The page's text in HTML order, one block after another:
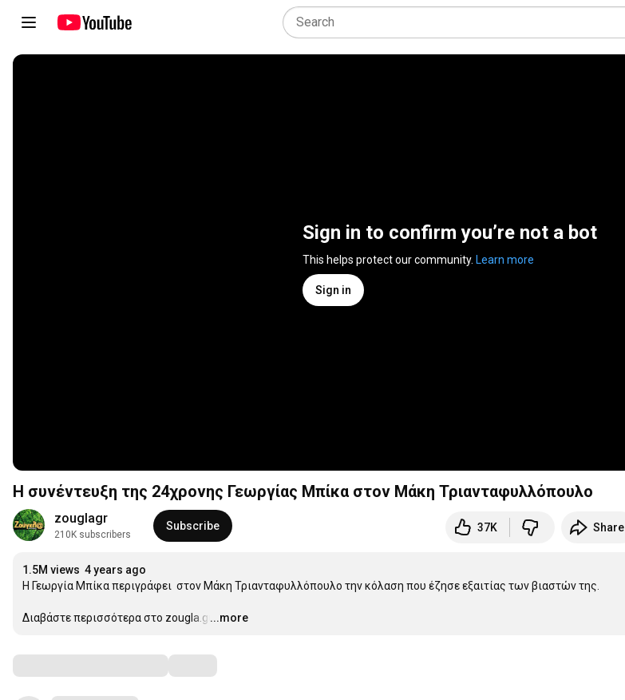
Sign in to confirm you’re not a bot
This helps protect our community. Learn more
Sign in
Η συνέντευξη της 24χρονης Γεωργίας Μπίκα στον Μάκη Τριανταφυλλόπουλο
zouglagr
210K subscribers
Subscribe 37K Share
1.5M views 4 years ago
Η Γεωργία Μπίκα περιγράφει  στον Μάκη Τριανταφυλλόπουλο την κόλαση που έζησε εξαιτίας των βιαστών της.
Διαβάστε περισσότερα στο zougla.gr:…
...more